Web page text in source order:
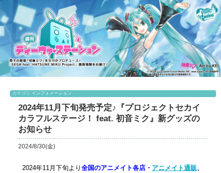
カテゴリ インフォメーション
2024年11月下旬発売予定♪『プロジェクトセカイ
カラフルステージ！ feat. 初音ミク』新グッズの
お知らせ
2024/8/30(金)
2024年11月下旬より 全国のアニメイト各店・ アニメイト通販、